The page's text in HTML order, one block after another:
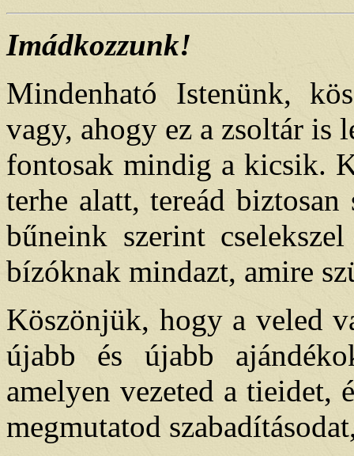
Imádkozzunk!
Mindenható Istenünk,
vagy, ahogy ez a zsoltár is
fontosak mindig a kicsik.
terhe alatt, tereád
bűneink szerint
bízóknak mindazt, amire
Köszönjük, hogy a veled
újabb és újabb
amelyen vezeted a tieidet,
megmutatod